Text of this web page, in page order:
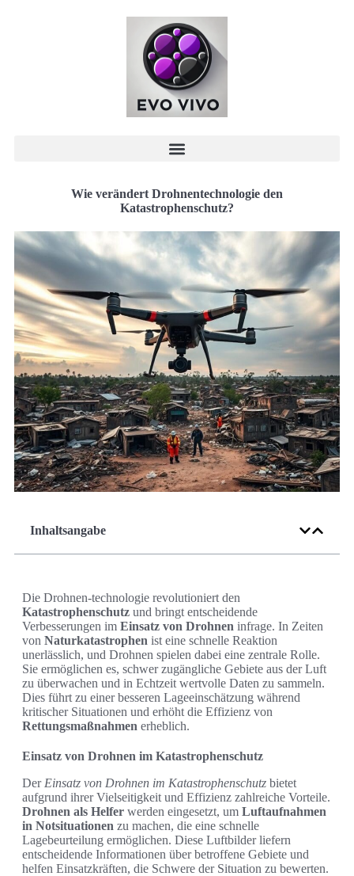
Wie verändert Drohnentechnologie den
Katastrophenschutz?
Inhaltsangabe
Die Drohnen-technologie revolutioniert den
Katastrophenschutz und bringt entscheidende
Verbesserungen im Einsatz von Drohnen infrage. In Zeiten
von Naturkatastrophen ist eine schnelle Reaktion
unerlässlich, und Drohnen spielen dabei eine zentrale Rolle.
Sie ermöglichen es, schwer zugängliche Gebiete aus der Luft
zu überwachen und in Echtzeit wertvolle Daten zu sammeln.
Dies führt zu einer besseren Lageeinschätzung während
kritischer Situationen und erhöht die Effizienz von
Rettungsmaßnahmen erheblich.
Einsatz von Drohnen im Katastrophenschutz
Der Einsatz von Drohnen im Katastrophenschutz bietet
aufgrund ihrer Vielseitigkeit und Effizienz zahlreiche Vorteile.
Drohnen als Helfer werden eingesetzt, um Luftaufnahmen
in Notsituationen zu machen, die eine schnelle
Lagebeurteilung ermöglichen. Diese Luftbilder liefern
entscheidende Informationen über betroffene Gebiete und
helfen Einsatzkräften, die Schwere der Situation zu bewerten.